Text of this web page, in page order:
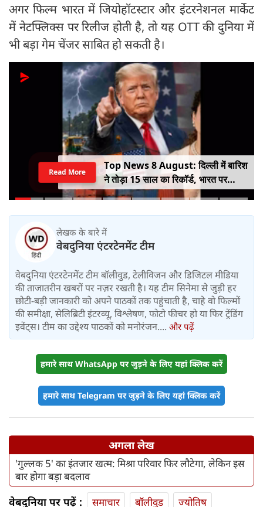
अगर फिल्म भारत में जियोहॉटस्टार और इंटरनेशनल मार्केट
में नेटफ्लिक्स पर रिलीज होती है, तो यह OTT की दुनिया में
भी बड़ा गेम चेंजर साबित हो सकती है।
Top News 8 August: दिल्ली में बारिश
ने तोड़ा 15 साल का रिकॉर्ड, भारत पर
100% टैरिफ का खतरा; Gen Z पर कंगना
Read More
लेखक के बारे में
वेबदुनिया एंटरटेनमेंट टीम
वेबदुनिया एंटरटेनमेंट टीम बॉलीवुड, टेलीविजन और डिजिटल मीडिया
की ताजातरीन खबरों पर नज़र रखती है। यह टीम सिनेमा से जुड़ी हर
छोटी-बड़ी जानकारी को अपने पाठकों तक पहुंचाती है, चाहे वो फिल्मों
की समीक्षा, सेलिब्रिटी इंटरव्यू, विश्लेषण, फोटो फीचर हो या फिर ट्रेंडिंग
इवेंट्स। टीम का उद्देश्य पाठकों को मनोरंजन.... और पढ़ें
हमारे साथ WhatsApp पर जुड़ने के लिए यहां क्लिक करें
हमारे साथ Telegram पर जुड़ने के लिए यहां क्लिक करें
अगला लेख
'गुल्लक 5' का इंतजार खत्म: मिश्रा परिवार फिर लौटेगा, लेकिन इस
बार होगा बड़ा बदलाव
वेबदुनिया पर पढ़ें : समाचार बॉलीवुड
ज्योतिष